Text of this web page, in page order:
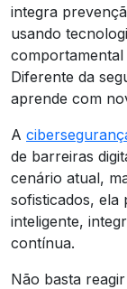
integra
usando
Diferente da
aprende com
A
de barreiras
cenário atual,
sofisticados, ela
inteligente,
contínua.
Não basta